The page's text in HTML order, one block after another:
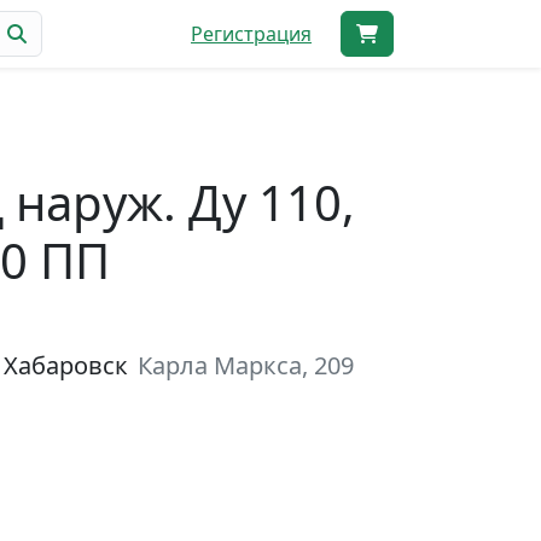
Регистрация
Ду 110,
ПП
Карла Маркса, 209